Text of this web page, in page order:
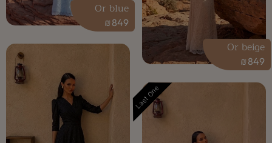
849
₪
Or beige
849
₪
Or blue
Last One